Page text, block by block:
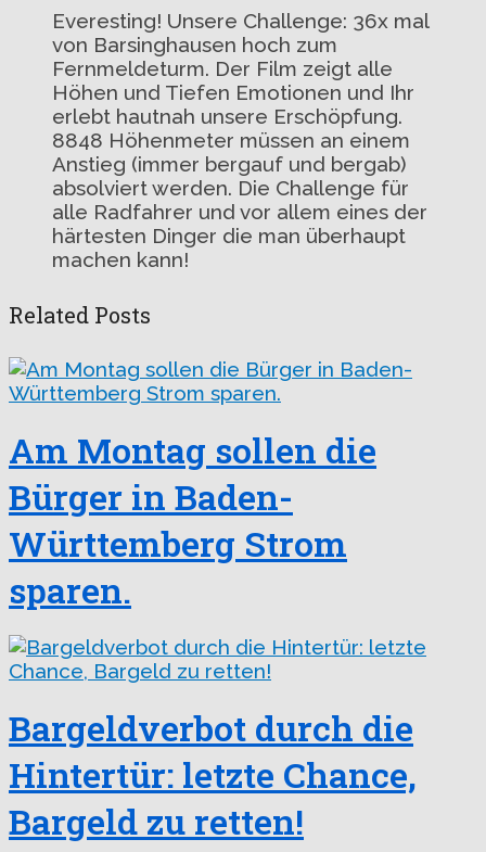
Everesting! Unsere Challenge: 36x mal
von Barsinghausen hoch zum
Fernmeldeturm. Der Film zeigt alle
Höhen und Tiefen Emotionen und Ihr
erlebt hautnah unsere Erschöpfung.
8848 Höhenmeter müssen an einem
Anstieg (immer bergauf und bergab)
absolviert werden. Die Challenge für
alle Radfahrer und vor allem eines der
härtesten Dinger die man überhaupt
machen kann!
Related Posts
Am Montag sollen die
Bürger in Baden-
Württemberg Strom
sparen.
Bargeldverbot durch die
Hintertür: letzte Chance,
Bargeld zu retten!